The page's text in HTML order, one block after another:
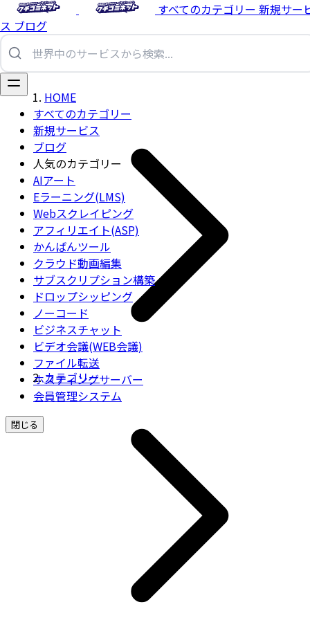
すべてのカテゴリー 新規サー
ス ブログ
すべてのカテゴリー
新規サービス
ブログ
人気のカテゴリー
AIアート
Eラーニング(LMS)
Webスクレイピング
アフィリエイト(ASP)
かんばんツール
クラウド動画編集
サブスクリプション構築
ドロップシッピング
ノーコード
ビジネスチャット
ビデオ会議(WEB会議)
ファイル転送
ホスティングサーバー
会員管理システム
閉じる
HOME
カテゴリー